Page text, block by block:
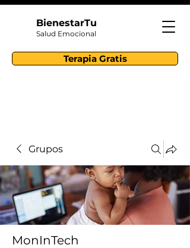
BienestarTu
Terapia Gratis
Salud Emocional
Grupos
MonInTech